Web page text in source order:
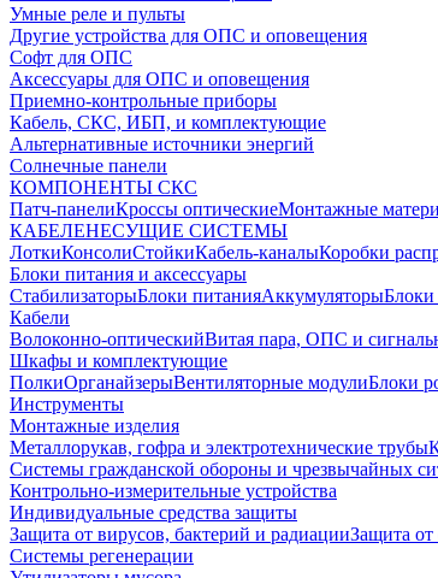
Умные реле и пульты
Другие устройства для ОПС и оповещения
Софт для ОПС
Аксессуары для ОПС и оповещения
Приемно-контрольные приборы
Кабель, СКС, ИБП, и комплектующие
Альтернативные источники энергий
Солнечные панели
КОМПОНЕНТЫ СКС
Патч-панелиКроссы оптическиеМонтажные
КАБЕЛЕНЕСУЩИЕ СИСТЕМЫ
ЛоткиКонсолиСтойкиКабель-каналыКоробки
Блоки питания и аксессуары
СтабилизаторыБлоки питанияАккумуляторыБлоки
Кабели
Волоконно-оптическийВитая пара, ОПС и
Шкафы и комплектующие
ПолкиОрганайзерыВентиляторные модулиБлоки
Инструменты
Монтажные изделия
Металлорукав, гофра и электротехнические трубы
Системы гражданской обороны и чрезвычайных
Контрольно-измерительные устройства
Индивидуальные средства защиты
Защита от вирусов, бактерий и радиацииЗащита от
Системы регенерации